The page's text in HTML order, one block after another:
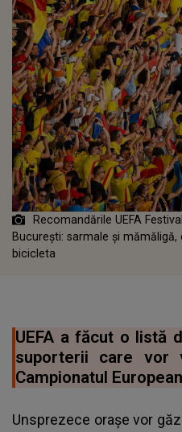
Recomandările UEFA
București: sarmale și
bicicleta
UEFA a făcut o listă
suporterii care vor
Campionatul
Unsprezece oraşe vor